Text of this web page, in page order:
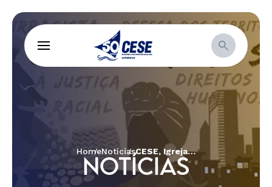
HomeNotícias CESE, Igrejas e organizações ecumênicas lançam não-ação, pública e silenciosa, por uma ação política para que nenhuma vida seja descartada
NOTÍCIAS